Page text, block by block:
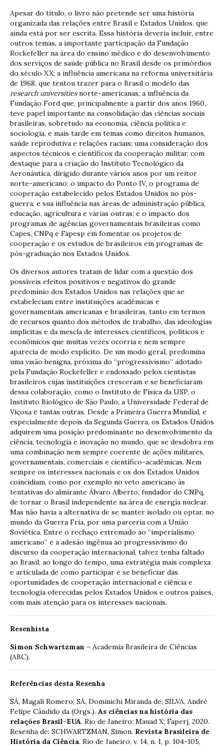
Apesar do título, o livro não pretende ser uma história
organizada das relações entre Brasil e Estados Unidos, que
ainda está por ser escrita. Essa história deveria incluir, entre
outros temas, a importante participação da Fundação
Rockefeller na área do ensino médico e do desenvolvimento
dos serviços de saúde pública no Brasil desde os primórdios
do século XX; a influência americana na reforma universitária
de 1968, que tentou trazer para o Brasil o modelo das
research universitiesnorte-americanas; a influência da
Fundação Ford que, principalmente a partir dos anos 1960,
teve papel importante na consolidação das ciências sociais
brasileiras, sobretudo na economia, ciência política e
sociologia, e mais tarde em temas como direitos humanos,
saúde reprodutiva e relações raciais; uma consideração dos
aspectos técnicos e científicos da cooperação militar, com
destaque para a criação do Instituto Tecnológico da
Aeronáutica, dirigido durante vários anos por um reitor
norte-americano; o impacto do Ponto IV, o programa de
cooperação estabelecido pelos Estados Unidos no pós-
guerra, e sua influência nas áreas de administração pública,
educação, agricultura e várias outras; e o impacto dos
programas de agências governamentais brasileiras como
Capes, CNPq e Fapesp em fomentar os projetos de
cooperação e os estudos de brasileiros em programas de
pós-graduação nos Estados Unidos.
Os diversos autores tratam de lidar com a questão dos
possíveis efeitos positivos e negativos do grande
predomínio dos Estados Unidos nas relações que se
estabeleciam entre instituições acadêmicas e
governamentais americanas e brasileiras, tanto em termos
de recursos quanto dos métodos de trabalho, das ideologias
implícitas e da mescla de interesses científicos, políticos e
econômicos que muitas vezes ocorria e nem sempre
aparecia de modo explícito. De um modo geral, predomina
uma visão benigna, próxima do “progressivismo” adotado
pela Fundação Rockefeller e endossado pelos cientistas
brasileiros cujas instituições cresceram e se beneficiaram
dessa colaboração, como o Instituto de Física da USP, o
Instituto Biológico de São Paulo, a Universidade Federal de
Viçosa e tantas outras. Desde a Primeira Guerra Mundial, e
especialmente depois da Segunda Guerra, os Estados Unidos
adquirem uma posição predominante no desenvolvimento da
ciência, tecnologia e inovação no mundo, que se desdobra em
uma combinação nem sempre coerente de ações militares,
governamentais, comerciais e científico-acadêmicas. Nem
sempre os interesses nacionais e os dos Estados Unidos
coincidiam, como por exemplo no veto americano às
tentativas do almirante Álvaro Alberto, fundador do CNPq,
de tornar o Brasil independente na área de energia nuclear.
Mas não havia a alternativa de se manter isolado ou optar, no
mundo da Guerra Fria, por uma parceria com a União
Soviética. Entre o rechaço extremado ao “imperialismo
americano” e a adesão ingênua ao progressivismo do
discurso da cooperação internacional, talvez tenha faltado
ao Brasil, ao longo do tempo, uma estratégia mais complexa
e articulada de como participar e se beneficiar das
oportunidades de cooperação internacional e ciência e
tecnologia oferecidas pelos Estados Unidos e outros países,
com mais atenção para os interesses nacionais.
Resenhista
Simon Schwartzman – Academia Brasileira de Ciências
(ABC).
Referências desta Resenha
SÁ, Magali Romero; SÁ, Dominichi Miranda de; SILVA, André
Felipe Cândido da (Orgs.). As ciências na história das
relações Brasil-EUA. Rio de Janeiro: Mauad X; Faperj, 2020.
Resenha de: SCHWARTZMAN, Simon. Revista Brasileira de
História da Ciência. Rio de Janeiro, v. 14, n. 1, p. 104-105,